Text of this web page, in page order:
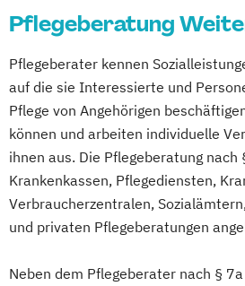
Gerontopsychiatrische
Migranten in der Pflege
Heimleitung in der Alten- und
Behindertenpflege
Hygienebeauftragter in der
Koordinierende
Gerontopsychiatrischen
Leitende Pflegekraft für teil-
Palliative Care
Pflegedienstleitung
Pflegeberatung
Pflegeberater kennen
auf die sie Interessierte und
Pflege von Angehörigen
können und arbeiten individuelle
ihnen aus. Die Pflegeberatung nach
Krankenkassen, Pflegediensten,
Verbraucherzentralen,
und privaten Pflegeberatungen
Neben dem Pflegeberater nach §